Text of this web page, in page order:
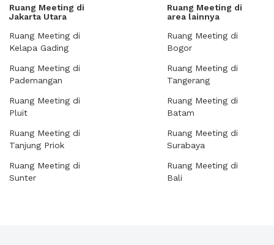
Ruang Meeting di
Jakarta Utara
Ruang Meeting di
Kelapa Gading
Ruang Meeting di
Pademangan
Ruang Meeting di
Pluit
Ruang Meeting di
Tanjung Priok
Ruang Meeting di
Sunter
Ruang Meeting di
area lainnya
Ruang Meeting di
Bogor
Ruang Meeting di
Tangerang
Ruang Meeting di
Batam
Ruang Meeting di
Surabaya
Ruang Meeting di
Bali